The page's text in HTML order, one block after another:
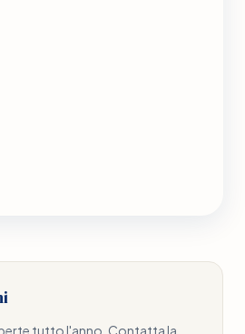
tutto l'anno. Contatta la